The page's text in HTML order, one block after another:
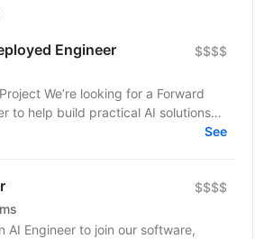
Engineer $$$$
We’re looking for a Forward
to help build practical AI solutions
needs. In this role,...
See
$$$$
AI Engineer to join our software,